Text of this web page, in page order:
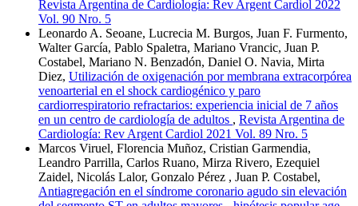
Revista Argentina de Cardiología: Rev Argent Cardiol 2022
Vol. 90 Nro. 5
Leonardo A. Seoane, Lucrecia M. Burgos, Juan F. Furmento,
Walter García, Pablo Spaletra, Mariano Vrancic, Juan P.
Costabel, Mariano N. Benzadón, Daniel O. Navia, Mirta
Diez, Utilización de oxigenación por membrana extracorpórea
venoarterial en el shock cardiogénico y paro
cardiorrespiratorio refractarios: experiencia inicial de 7 años
en un centro de cardiología de adultos , Revista Argentina de
Cardiología: Rev Argent Cardiol 2021 Vol. 89 Nro. 5
Marcos Viruel, Florencia Muñoz, Cristian Garmendia,
Leandro Parrilla, Carlos Ruano, Mirza Rivero, Ezequiel
Zaidel, Nicolás Lalor, Gonzalo Pérez , Juan P. Costabel,
Antiagregación en el síndrome coronario agudo sin elevación